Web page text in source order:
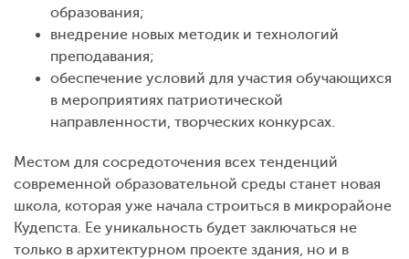
образования;
внедрение новых методик и технологий
преподавания;
обеспечение условий для участия обучающихся
в мероприятиях патриотической
направленности, творческих конкурсах.
Местом для сосредоточения всех тенденций
современной образовательной среды станет новая
школа, которая уже начала строиться в микрорайоне
Кудепста. Ее уникальность будет заключаться не
только в архитектурном проекте здания, но и в